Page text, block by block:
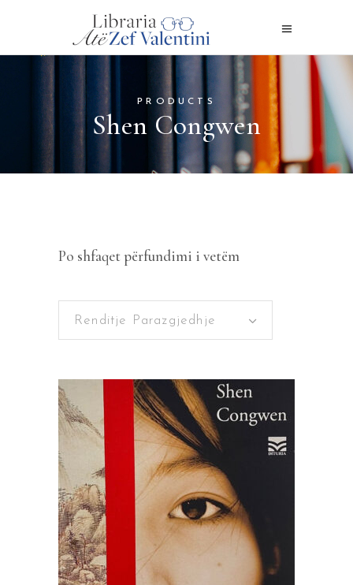
PRODUCTS
Shen Congwen
Po shfaqet përfundimi i vetëm
Renditje Parazgjedhje
SHTOJE NË SHPORTË